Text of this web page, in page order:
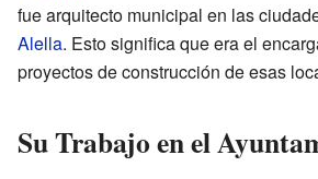
fue arquitecto municipal en las
Alella. Esto significa que era el
proyectos de construcción de esas
Su Trabajo en el